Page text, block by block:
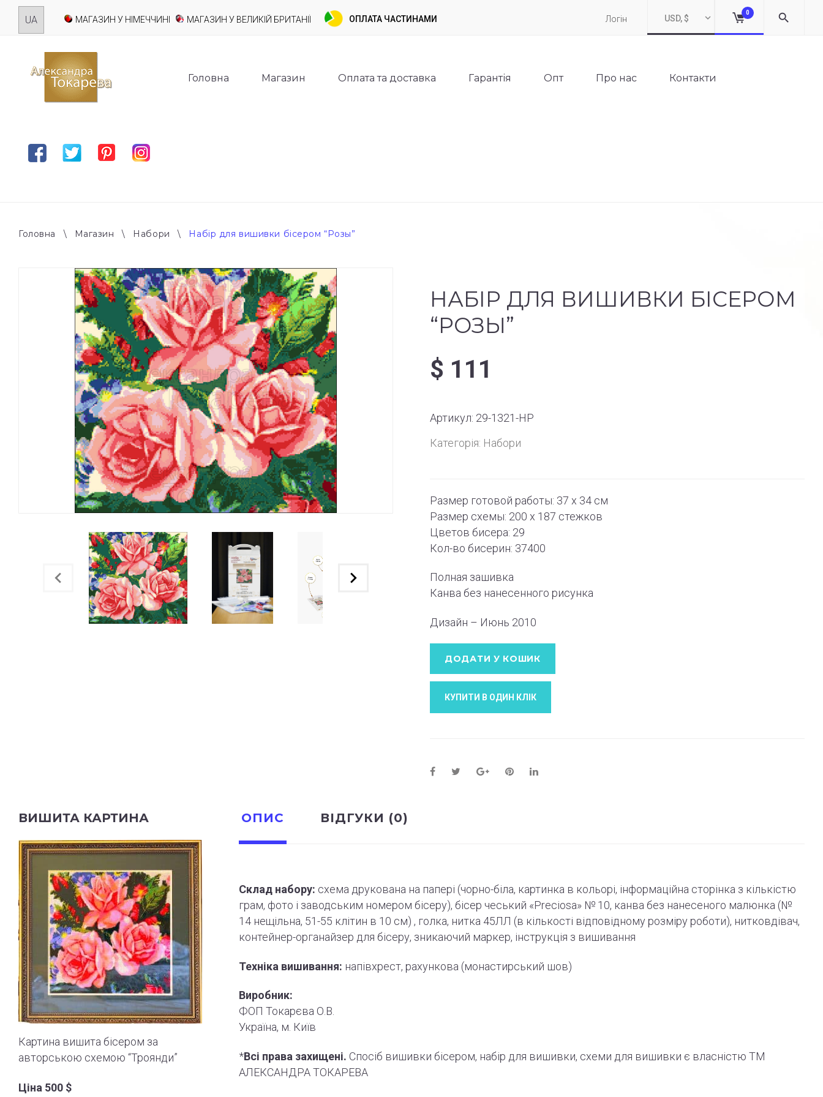
Skip
МАГАЗИН У НІМЕЧЧИНІ МАГАЗИН У ВЕЛИКІЙ БРИТАНІЇ Логін USD, $
0
FacebookTwitterPinterestInstagram
Головна Магазин Оплата та доставка Гарантія Опт Про нас Контакти
ОПЛАТА ЧАСТИНАМИ
Головна \ Магазин \ Набори \ Набір для вишивки бісером “Розы”
НАБІР ДЛЯ ВИШИВКИ БІСЕРОМ
“РОЗЫ”
$ 111
Артикул: 29-1321-НР
Категорія: Набори
Размер готовой работы: 37 x 34 см
Размер схемы: 200 x 187 стежков
Цветов бисера: 29
Кол-во бисерин: 37400
Полная зашивка
Канва без нанесенного рисунка
Дизайн – Июнь 2010
ДОДАТИ У КОШИК
КУПИТИ В ОДИН КЛIК
ОПИС ВІДГУКИ (0)
Склад набору: схема друкована на папері (чорно-біла, картинка в кольорі, інформаційна сторінка з кількістю
грам, фото і заводським номером бісеру), бісер чеський «Preciosa» № 10, канва без нанесеного малюнка (№
14 нещільна, 51-55 клітин в 10 см) , голка, нитка 45ЛЛ (в кількості відповідному розміру роботи), нитковдівач,
контейнер-органайзер для бісеру, зникаючий маркер, інструкція з вишивання
Техніка вишивання: напівхрест, рахункова (монастирський шов)
Виробник:
ФОП Токарєва О.В.
Україна, м. Київ
*Всі права захищені. Спосіб вишивки бісером, набір для вишивки, схеми для вишивки є власністю ТМ
АЛЕКСАНДРА ТОКАРЕВА
ВИШИТА КАРТИНА
Картина вишита бісером за
авторською схемою “Троянди”
Ціна 500 $